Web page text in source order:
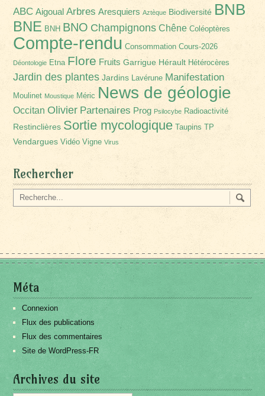
ABC Aigoual Arbres Aresquiers Aztèque Biodiversité BNB
BNE BNH BNO Champignons Chêne Coléoptères
Compte-rendu Consommation Cours-2026
Déontologie Etna Flore Fruits Garrigue Hérault Hétérocères
Jardin des plantes Jardins Lavérune Manifestation
Moulinet Moustique Méric News de géologie
Occitan Olivier Partenaires Prog Psilocybe Radioactivité
Restinclières Sortie mycologique Taupins TP
Vendargues Vidéo Vigne Virus
Rechercher
Méta
Connexion
Flux des publications
Flux des commentaires
Site de WordPress-FR
Archives du site